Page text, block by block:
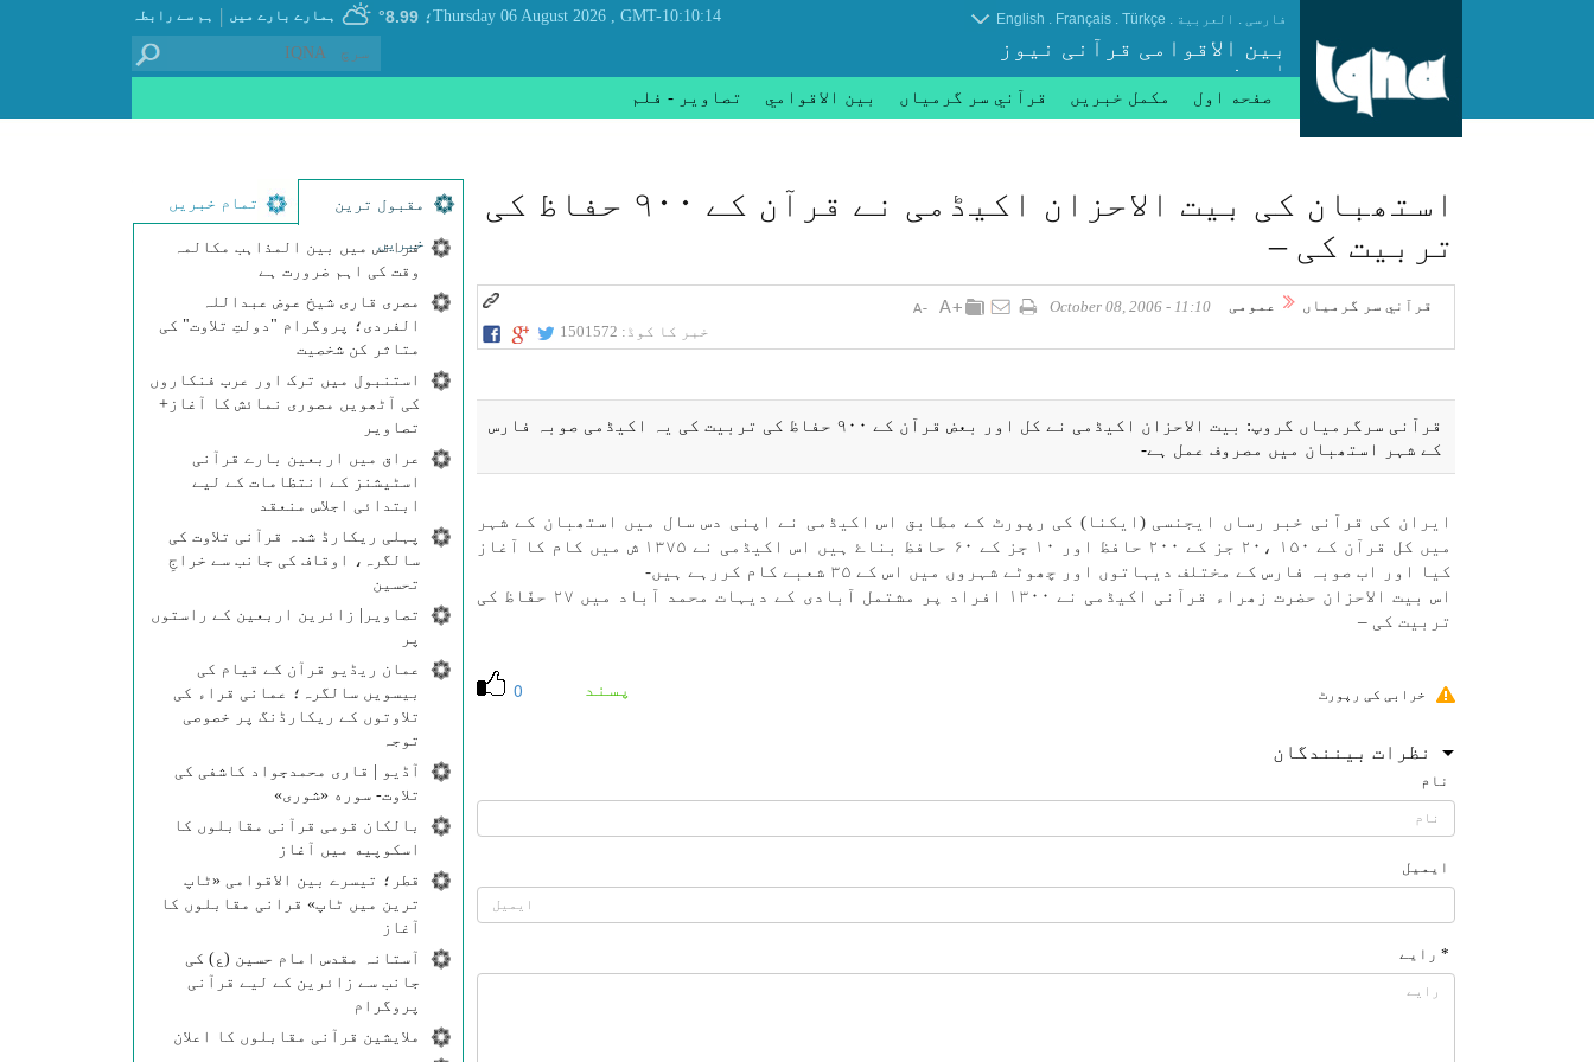
ہم سے رابطہ | ہمارے بارے میں ؛ 8.99° GMT-10:10:14
, Thursday 06 August 2026 فارسی . العربیة .
Türkçe
.
Français
.
English
بین الاقوامی قرآنی نیوز
ایجنسی
صفحه اول مکمل خبریں قرآني سر گرمياں بين الاقوامي تصاوير - فلم
مقبول ترین
خبریں
تمام خبریں
فرانس میں بین المذاہب مکالمہ
وقت کی اہم ضرورت ہے
مصری قاری شیخ عوض عبداللہ
الفردی؛ پروگرام "دولتِ تلاوت" کی
متاثر کن شخصیت
استنبول میں ترک اور عرب فنکاروں
کی آٹھویں مصوری نمائش کا آغاز+
تصاویر
عراق میں اربعین بارے قرآنی
اسٹیشنز کے انتظامات کے لیے
ابتدائی اجلاس منعقد
پہلی ریکارڈ شدہ قرآنی تلاوت کی
سالگرہ، اوقاف کی جانب سے خراجِ
تحسین
تصاویر| زائرین اربعین کے راستوں
پر
عمان ریڈیو قرآن کے قیام کی
بیسویں سالگرہ؛ عمانی قراء کی
تلاوتوں کے ریکارڈنگ پر خصوصی
توجہ
آڈیو | قاری محمدجواد کاشفی کی
تلاوت- سوره‌‌ «شوری»
بالکان قومی قرآنی مقابلوں کا
اسکوپیه میں آغاز
قطر؛ تیسرے بین الاقوامی «ٹاپ
ترین میں ٹاپ» قرانی مقابلوں کا
آغاز
آستانہ مقدس امام حسین (ع) کی
جانب سے زائرین کے لیے قرآنی
پروگرام
ملایشین قرآنی مقابلوں کا اعلان
استھبان كی بيت الاحزان اكیڈمی نے قرآن كے ۹۰۰ حفاظ كی
تربيت كی –
قرآني سر گرمياں عمومی
11:10 - October 08, 2006
خبر کا کوڈ: 1501572
قرآنی سرگرمياں گروپ: بيت الاحزان اكیڈمی نے كل اور بعض قرآن كے ۹۰۰ حفاظ كی تربيت كی یہ اكیڈمی صوبہ فارس
كے شہر استھبان میں مصروف عمل ہے-
ايران كی قرآنی خبر رساں ايجنسی (ايكنا) كی رپورٹ كے مطابق اس اكیڈمی نے اپنی دس سال میں استھبان كے شہر
میں كل قرآن كے ۱۵۰ ،۲۰ جز كے ۲۰۰ حافظ اور ۱۰ جز كے ۶۰ حافظ بناۓ ہیں اس اكیڈمی نے ۱۳۷۵ ش میں كام كا آغاز
كيا اور اب صوبہ فارس كے مختلف دیہاتوں اور چھوٹے شہروں میں اس كے ۳۵ شعبے كام كررہے ہیں-
اس بيت الاحزان حضرت زھراء قرآنی اكیڈمی نے ۱۳۰۰ افراد پر مشتمل آبادی كے دیہات محمد آباد میں ۲۷ حفّاظ كی
تربيت كی –
0 پسند خرابی کی رپورٹ
نظرات بینندگان
نام
ایمیل
* رایے